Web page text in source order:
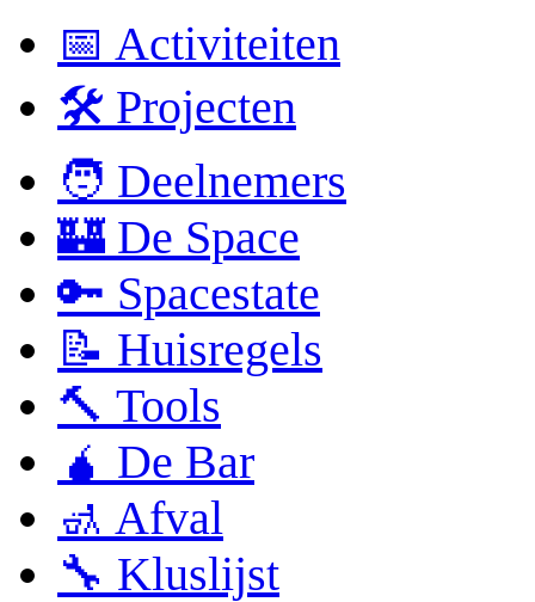
📅 Activiteiten
🛠 Projecten
🧑 Deelnemers
🏰 De Space
🔑 Spacestate
📝 Huisregels
🔨 Tools
🧉 De Bar
🚮 Afval
🔧 Kluslijst